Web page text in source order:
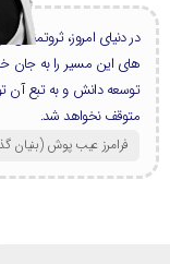
در دنیای امروز، ثروتمندان
های این مسیر را به جان
توسعه دانش و به تبع آن
متوقف نخواهد شد.
فرامرز عیب پوش (بنیان گذار